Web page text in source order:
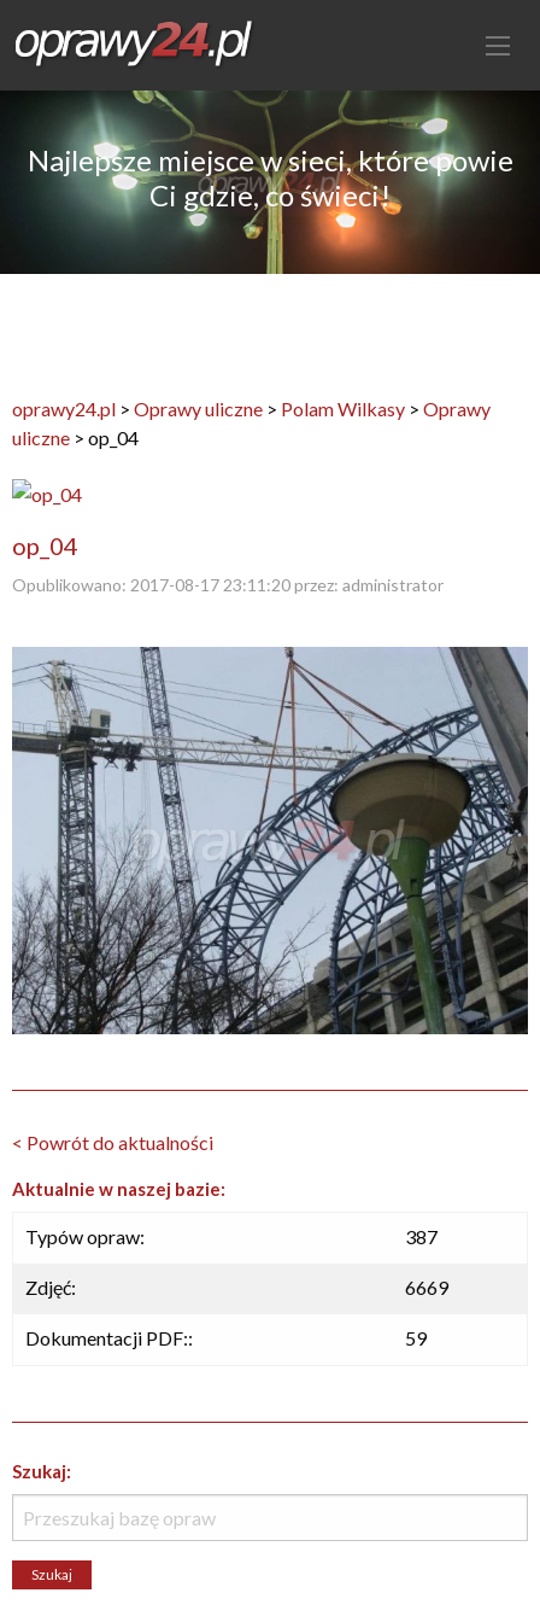
Najlepsze miejsce w sieci, które powie
Ci gdzie, co świeci!
oprawy24.pl > Oprawy uliczne > Polam Wilkasy > Oprawy
uliczne > op_04
op_04
Opublikowano: 2017-08-17 23:11:20przez: administrator
< Powrót do aktualności
Aktualnie w naszej bazie:
Typów opraw: 387
Zdjęć: 6669
Dokumentacji PDF:: 59
Szukaj: